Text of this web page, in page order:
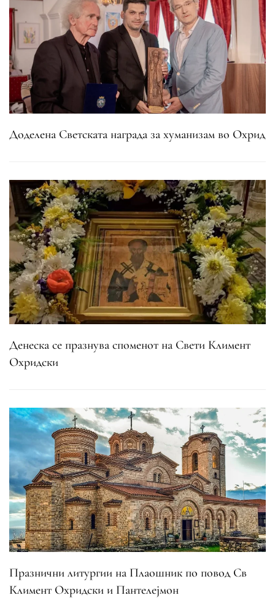
Доделена Светската награда за хуманизам во Охрид
Денеска се празнува споменот на Свети Климент
Охридски
Празнични литургии на Плаошник по повод Св
Климент Охридски и Пантелејмон